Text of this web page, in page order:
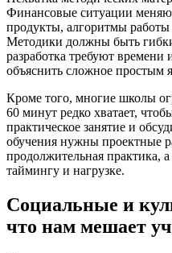
Финансовые ситуации
продукты, алгоритмы
Методики должны быть
разработка требуют
объяснить сложное простым
Кроме того, многие школы
60 минут редко хватает,
практическое занятие и
обучения нужны проектные
продолжительная практика,
таймингу и нагрузке.
Социальные и
что нам мешает